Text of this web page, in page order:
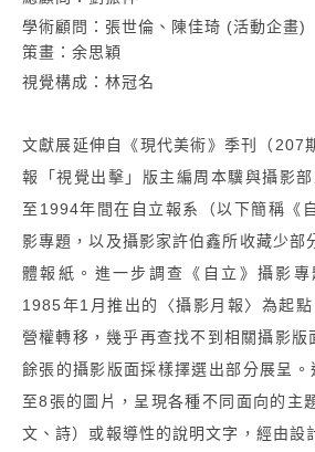
學術顧問：張世倫、陳佳琦 (活動企畫)
策畫：余思穎
視覺構成：林冠名
文獻展延伸自《現代美術》季刊（207
報「視覺出擊」版主編周本驥與攝影
至1994年間在自立報系（以下簡稱《
影專題，以及攝影家許伯鑫所收藏少部
體報紙。進一步調查《自立》攝影
1985年1月推出的〈攝影月報〉為起
營權轉移，幾乎再查找不到相關攝影
餘張的攝影版面採樣擇選出部分展呈
至8張的圖片，呈現各種不同面向的主
文、詩）或報導性的說明文字，經由設